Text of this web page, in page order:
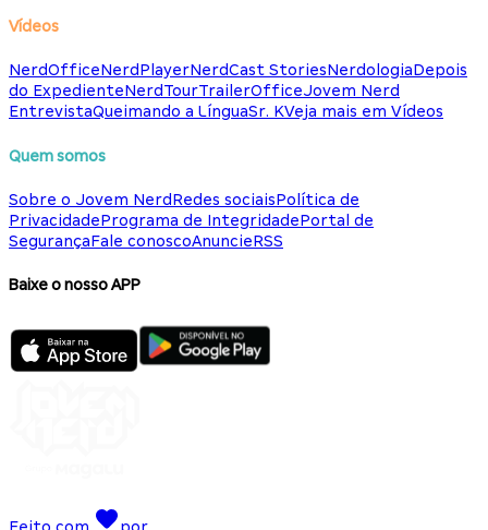
Vídeos
NerdOfficeNerdPlayerNerdCast StoriesNerdologiaDepois
do ExpedienteNerdTourTrailerOfficeJovem Nerd
EntrevistaQueimando a LínguaSr. KVeja mais em Vídeos
Quem somos
Sobre o Jovem NerdRedes sociaisPolítica de
PrivacidadePrograma de IntegridadePortal de
SegurançaFale conoscoAnuncieRSS
Baixe o nosso APP